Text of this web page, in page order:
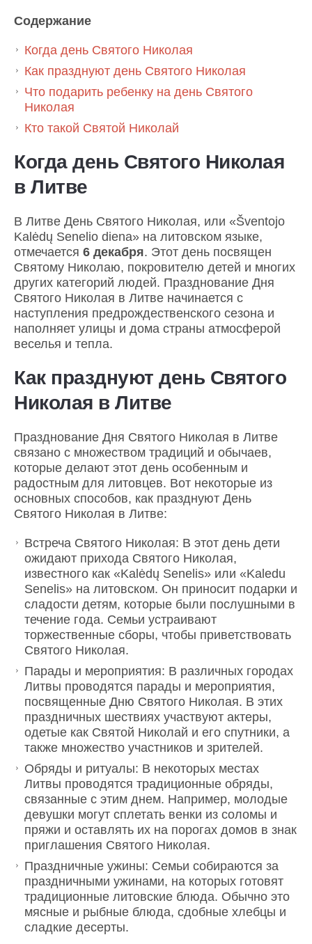
Содержание
Когда день Святого Николая
Как празднуют день Святого Николая
Что подарить ребенку на день Святого
Николая
Кто такой Святой Николай
Когда день Святого Николая
в Литве
В Литве День Святого Николая, или «Šventojo
Kalėdų Senelio diena» на литовском языке,
отмечается 6 декабря. Этот день посвящен
Святому Николаю, покровителю детей и многих
других категорий людей. Празднование Дня
Святого Николая в Литве начинается с
наступления предрождественского сезона и
наполняет улицы и дома страны атмосферой
веселья и тепла.
Как празднуют день Святого
Николая в Литве
Празднование Дня Святого Николая в Литве
связано с множеством традиций и обычаев,
которые делают этот день особенным и
радостным для литовцев. Вот некоторые из
основных способов, как празднуют День
Святого Николая в Литве:
Встреча Святого Николая: В этот день дети
ожидают прихода Святого Николая,
известного как «Kalėdų Senelis» или «Kaledu
Senelis» на литовском. Он приносит подарки и
сладости детям, которые были послушными в
течение года. Семьи устраивают
торжественные сборы, чтобы приветствовать
Святого Николая.
Парады и мероприятия: В различных городах
Литвы проводятся парады и мероприятия,
посвященные Дню Святого Николая. В этих
праздничных шествиях участвуют актеры,
одетые как Святой Николай и его спутники, а
также множество участников и зрителей.
Обряды и ритуалы: В некоторых местах
Литвы проводятся традиционные обряды,
связанные с этим днем. Например, молодые
девушки могут сплетать венки из соломы и
пряжи и оставлять их на порогах домов в знак
приглашения Святого Николая.
Праздничные ужины: Семьи собираются за
праздничными ужинами, на которых готовят
традиционные литовские блюда. Обычно это
мясные и рыбные блюда, сдобные хлебцы и
сладкие десерты.